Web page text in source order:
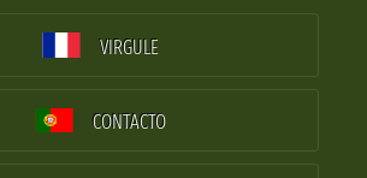
VIRGULE
CONTACTO